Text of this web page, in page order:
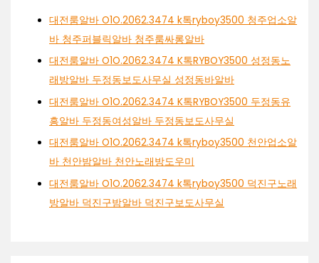
대전룸알바 O1O.2062.3474 k톡ryboy3500 청주업소알
바 청주퍼블릭알바 청주룸싸롱알바
대전룸알바 O1O.2062.3474 K톡RYBOY3500 성정동노
래방알바 두정동보도사무실 성정동바알바
대전룸알바 O1O.2062.3474 K톡RYBOY3500 두정동유
흥알바 두정동여성알바 두정동보도사무실
대전룸알바 O1O.2062.3474 k톡ryboy3500 천안업소알
바 천안밤알바 천안노래방도우미
대전룸알바 O1O.2062.3474 k톡ryboy3500 덕진구노래
방알바 덕진구밤알바 덕진구보도사무실